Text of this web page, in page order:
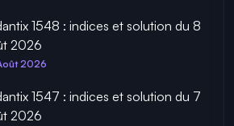
1548 : indices et solution du 8
2026
2026
1547 : indices et solution du 7
2026